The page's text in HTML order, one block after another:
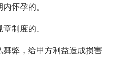
怀孕的。
制度的。
舞弊，给甲方利益造成损害